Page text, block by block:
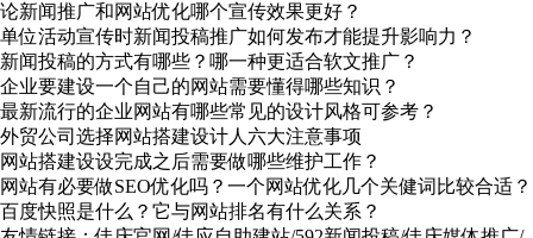
论新闻推广和网站优化哪个宣传效果更好？
单位活动宣传时新闻投稿推广如何发布才能提升影响力？
新闻投稿的方式有哪些？哪一种更适合软文推广？
企业要建设一个自己的网站需要懂得哪些知识？
最新流行的企业网站有哪些常见的设计风格可参考？
外贸公司选择网站搭建设计人六大注意事项
网站搭建设设完成之后需要做哪些维护工作？
网站有必要做SEO优化吗？一个网站优化几个关健词比较合适？
百度快照是什么？它与网站排名有什么关系？